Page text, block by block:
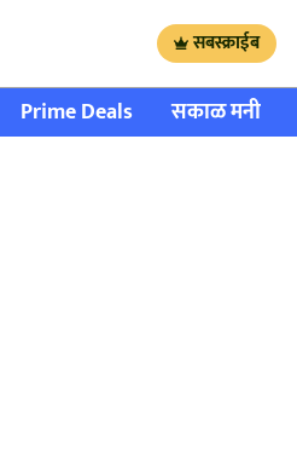
सबस्क्राईब
Prime Deals सकाळ मनी